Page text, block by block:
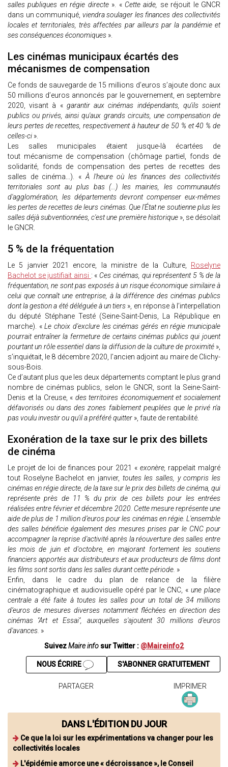
salles publiques en régie directe». « Cette aide, se réjouit le GNCR
dans un communiqué, viendra soulager les finances des collectivités
locales et territoriales, très affectées par ailleurs par la pandémie et
ses conséquences économiques ».
Les cinémas municipaux écartés des
mécanismes de compensation
Ce fonds de sauvegarde de 15 millions d’euros s’ajoute donc aux
50 millions d’euros annoncés par le gouvernement, en septembre
2020, visant à « garantir aux cinémas indépendants, qu'ils soient
publics ou privés, ainsi qu'aux grands circuits, une compensation de
leurs pertes de recettes, respectivement à hauteur de 50 % et 40 % de
celles-ci ».
Les salles municipales étaient jusque-là écartées de
tout mécanisme de compensation (chômage partiel, fonds de
solidarité, fonds de compensation des pertes de recettes des
salles de cinéma...). « À l'heure où les finances des collectivités
territoriales sont au plus bas (…) les mairies, les communautés
d'agglomération, les départements devront compenser eux-mêmes
les pertes de recettes de leurs cinémas. Que l'État ne soutienne plus les
salles déjà subventionnées, c'est une première historique», se désolait
le GNCR.
5 % de la fréquentation
Le 5 janvier 2021 encore, la ministre de la Culture, Roselyne
Bachelot se justifiait ainsi : « Ces cinémas, qui représentent 5 % de la
fréquentation, ne sont pas exposés à un risque économique similaire à
celui que connaît une entreprise, à la différence des cinémas publics
dont la gestion a été déléguée à un tiers », en réponse à l’interpellation
du député Stéphane Testé (Seine-Saint-Denis, La République en
marche). «Le choix d'exclure les cinémas gérés en régie municipale
pourrait entraîner la fermeture de certains cinémas publics qui jouent
pourtant un rôle essentiel dans la diffusion de la culture de proximité »,
s’inquiétait, le 8 décembre 2020, l’ancien adjoint au maire de Clichy-
sous-Bois.
Ce d’autant plus que les deux départements comptant le plus grand
nombre de cinémas publics, selon le GNCR, sont la Seine-Saint-
Denis et la Creuse, « des territoires économiquement et socialement
défavorisés ou dans des zones faiblement peuplées que le privé n'a
pas voulu investir ou qu'il a préféré quitter », faute de rentabilité.
Exonération de la taxe sur le prix des billets
de cinéma
Le projet de loi de finances pour 2021 « exonère, rappelait malgré
tout Roselyne Bachelot en janvier, toutes les salles, y compris les
cinémas en régie directe, de la taxe sur le prix des billets de cinéma, qui
représente près de 11 % du prix de ces billets pour les entrées
réalisées entre février et décembre 2020. Cette mesure représente une
aide de plus de 1 million d’euros pour les cinémas en régie. L'ensemble
des salles bénéficie également des mesures prises par le CNC pour
accompagner la reprise d'activité après la réouverture des salles entre
les mois de juin et d'octobre, en majorant fortement les soutiens
financiers apportés aux distributeurs et aux producteurs de films dont
les films sont sortis dans les salles durant cette période. »
Enfin, dans le cadre du plan de relance de la filière
cinématographique et audiovisuelle opéré par le CNC, « une place
centrale a été faite à toutes les salles pour un total de 34 millions
d’euros de mesures diverses notamment fléchées en direction des
cinémas ''Art et Essai'', auxquelles s'ajoutent 30 millions d’euros
d'avances. »
SuivezMaire info sur Twitter : @Maireinfo2
S'ABONNER GRATUITEMENT
NOUS ÉCRIRE
PARTAGER IMPRIMER
DANS L'ÉDITION DU JOUR
Ce que la loi sur les expérimentations va changer pour les
collectivités locales
L'épidémie amorce une « décroissance », le Conseil